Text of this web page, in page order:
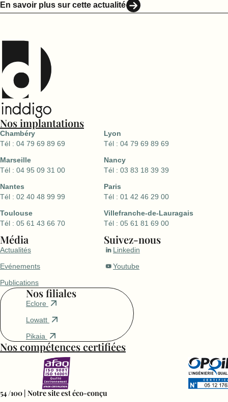
En savoir plus sur cette actualité
Nos implantations
Chambéry
Tél : 04 79 69 89 69
Lyon
Tél : 04 79 69 89 69
Marseille
Tél : 04 95 09 31 00
Nancy
Tél : 03 83 18 39 39
Nantes
Tél : 02 40 48 99 99
Paris
Tél : 01 42 46 29 00
Toulouse
Tél : 05 61 43 66 70
Villefranche-de-Lauragais
Tél : 05 61 81 69 00
Média
Actualités
Evénements
Publications
Suivez-nous
Linkedin
Youtube
Nos filiales
Eclore
Lowatt
Pikaia
Nos compétences certifiées
54 /100 | Notre site est éco-conçu